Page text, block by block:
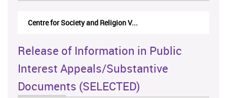
Centre for Society and Religion V...
Release of Information in Public
Interest Appeals/Substantive
Documents (SELECTED)